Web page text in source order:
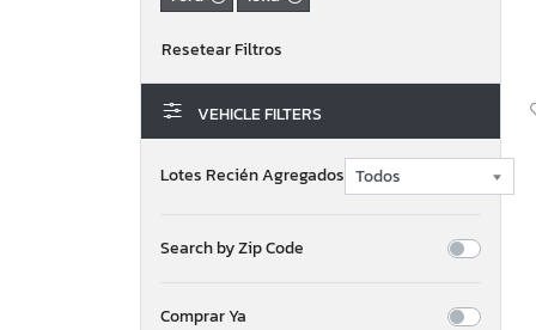
VEHICLE FILTERS
Lotes Recién Agregados
Search by Zip Code
Comprar Ya